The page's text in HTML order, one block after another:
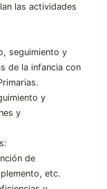
las actividades
seguimiento y
de la infancia con
y
y
de
etc.